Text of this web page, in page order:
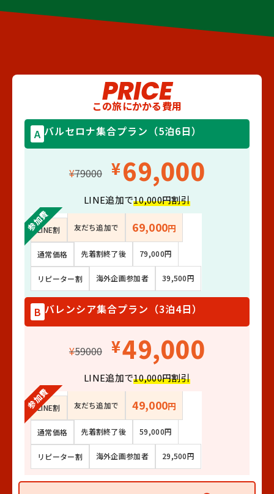
PRICE
この旅にかかる費用
A バルセロナ集合プラン（5泊6日）
¥79000 ¥69,000
LINE追加で10,000円割引
参加費
LINE割 友だち追加で 69,000円
通常価格 先着割終了後 79,000円
リピーター割 海外企画参加者 39,500円
B バレンシア集合プラン（3泊4日）
¥59000 ¥49,000
LINE追加で10,000円割引
参加費
LINE割 友だち追加で 49,000円
通常価格 先着割終了後 59,000円
リピーター割 海外企画参加者 29,500円